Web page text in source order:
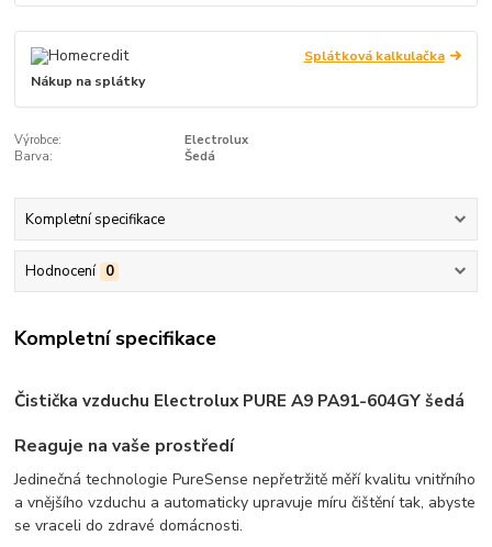
Splátková kalkulačka
Nákup na splátky
Výrobce:
Electrolux
Barva:
Šedá
Kompletní specifikace
Hodnocení 0
Kompletní specifikace
Čistička vzduchu Electrolux PURE A9 PA91-604GY šedá
Reaguje na vaše prostředí
Jedinečná technologie PureSense nepřetržitě měří kvalitu vnitřního
a vnějšího vzduchu a automaticky upravuje míru čištění tak, abyste
se vraceli do zdravé domácnosti.